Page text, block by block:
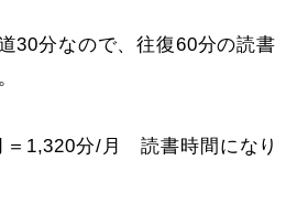
30分なので、往復60分の読書
＝1,320分/月 読書時間になり